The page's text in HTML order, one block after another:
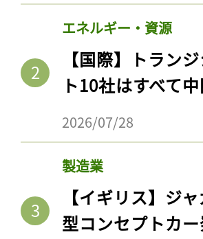
エネルギー・資源
【国際】トラン
ト10社はすべて
2026/07/28
製造業
【イギリス】ジ
型コンセプトカ